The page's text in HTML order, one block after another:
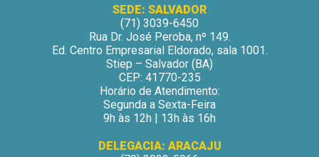
SEDE: SALVADOR
(71) 3039-6450
Rua Dr. José Peroba, nº 149.
Ed. Centro Empresarial Eldorado, sala 1001.
Stiep – Salvador (BA)
CEP: 41770-235
Horário de Atendimento:
Segunda a Sexta-Feira
9h às 12h | 13h às 16h
DELEGACIA: ARACAJU